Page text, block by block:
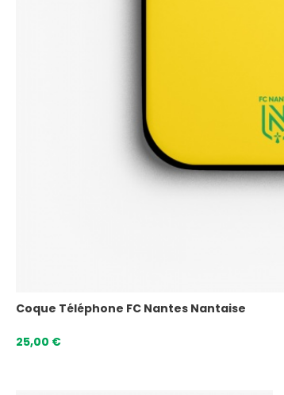
Coque Téléphone FC Nantes Nantaise
25,00 €